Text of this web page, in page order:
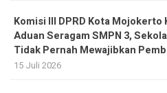
Komisi III DPRD Kota Mojokerto
Aduan Seragam SMPN 3,
Tidak Pernah Mewajibkan
15 Juli 2026